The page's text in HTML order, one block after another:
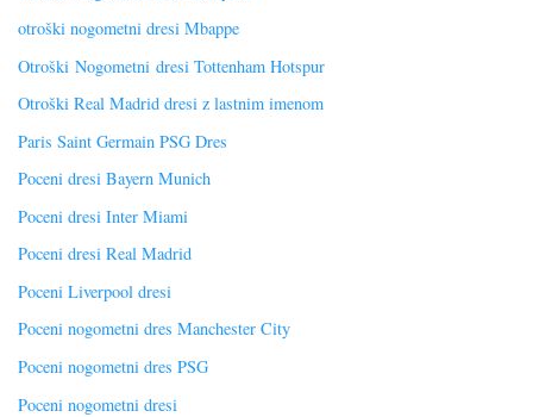
otroški nogometni dresi Mbappe
Otroški Nogometni dresi Tottenham Hotspur
Otroški Real Madrid dresi z lastnim imenom
Paris Saint Germain PSG Dres
Poceni dresi Bayern Munich
Poceni dresi Inter Miami
Poceni dresi Real Madrid
Poceni Liverpool dresi
Poceni nogometni dres Manchester City
Poceni nogometni dres PSG
Poceni nogometni dresi